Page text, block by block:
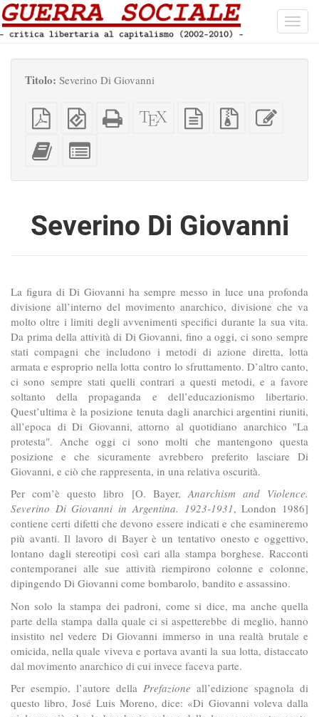
Titolo: Severino Di Giovanni
PDF
semplice
EPUB
(per
HTML
completo
Sorgenti
XeLaTeX
sorgente
File
sorgenti
Aggiungi
questo
all'impaginatore
per
Severino Di Giovanni
La figura di Di Giovanni ha sempre messo in luce una profonda
divisione all’interno del movimento anarchico, divisione che va
molto oltre i limiti degli avvenimenti specifici durante la sua vita.
Da prima della attività di Di Giovanni, fino a oggi, ci sono sempre
stati compagni che includono i metodi di azione diretta, lotta
armata e esproprio nella lotta contro lo sfruttamento. D’altro canto,
ci sono sempre stati quelli contrari a questi metodi, e a favore
soltanto della propaganda e dell’educazionismo libertario.
Quest’ultima è la posizione tenuta dagli anarchici argentini riuniti,
all’epoca di Di Giovanni, attorno al quotidiano anarchico "La
protesta". Anche oggi ci sono molti che mantengono questa
posizione e che sicuramente avrebbero preferito lasciare Di
Giovanni, e ciò che rappresenta, in una relativa oscurità.
Per com’è questo libro [O. Bayer,Anarchism and Violence.
Severino Di Giovanni in Argentina. 1923-1931, London 1986]
contiene certi difetti che devono essere indicati e che esamineremo
più avanti. Il lavoro di Bayer è un tentativo onesto e oggettivo,
lontano dagli stereotipi così cari alla stampa borghese. Racconti
contemporanei alle sue attività riempirono colonne e colonne,
dipingendo Di Giovanni come bombarolo, bandito e assassino.
Non solo la stampa dei padroni, come si dice, ma anche quella
parte della stampa dalla quale ci si aspetterebbe di meglio, hanno
insistito nel vedere Di Giovanni immerso in una realtà brutale e
omicida, nella quale viveva e portava avanti la sua lotta, distaccato
dal movimento anarchico di cui invece faceva parte.
Per esempio, l’autore della Prefazione all’edizione spagnola di
questo libro, José Luis Moreno, dice: «Di Giovanni voleva dalla